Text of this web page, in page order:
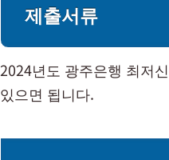
제출서류
2024년도 광주은행 최저
있으면 됩니다.